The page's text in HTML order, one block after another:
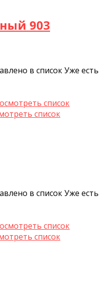
903
в списокУже есть
список
список
в списокУже есть
список
список